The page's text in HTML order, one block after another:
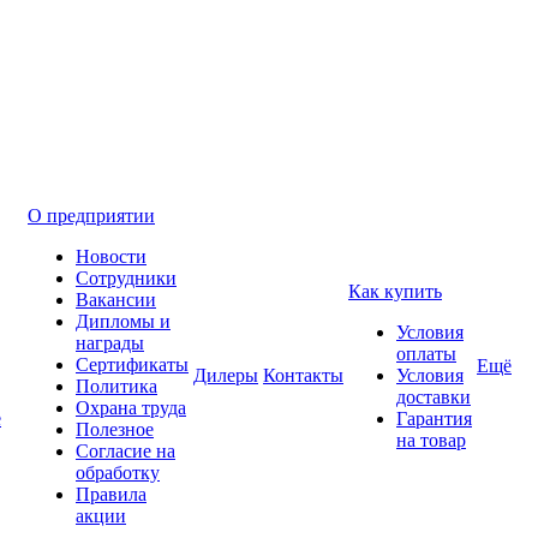
О предприятии
Новости
Сотрудники
Вакансии
Дипломы и
награды
Сертификаты
Политика
Охрана труда
Полезное
Согласие на
обработку
Правила
акции
Дилеры Контакты
Как купить
Условия
оплаты
Условия
доставки
Гарантия
на товар
Ещё